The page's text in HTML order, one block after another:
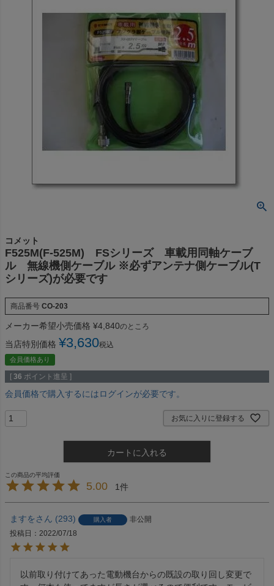
コメット
F525M(F-525M) FSシリーズ 車載用同軸ケーブ
ル 無線機側ケーブル ※必ずアンテナ側ケーブル(T
シリーズ)が必要です
商品番号 CO-203
メーカー希望小売価格 ¥4,840のところ
当店特別価格 ¥3,630税込
会員価格あり
[ 36 ポイント進呈 ]
会員価格で購入するにはログインが必要です。
お気に入りに登録する
カートに入れる
5.00 1
ますを 293 購入者
非公開
投稿日
2022/07/18
以前取り付けてあった電動機台からの既設の取り回し変更で